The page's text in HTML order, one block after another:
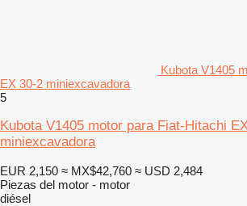
Kubota V1405
EX 30-2 miniexcavadora
5
Kubota V1405 motor para Fiat-Hitachi
miniexcavadora
EUR 2,150 ≈ MX$42,760 ≈ USD 2,484
Piezas del motor - motor
diésel